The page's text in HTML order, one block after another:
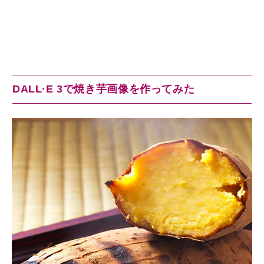
DALL·E 3で焼き芋画像を作ってみた